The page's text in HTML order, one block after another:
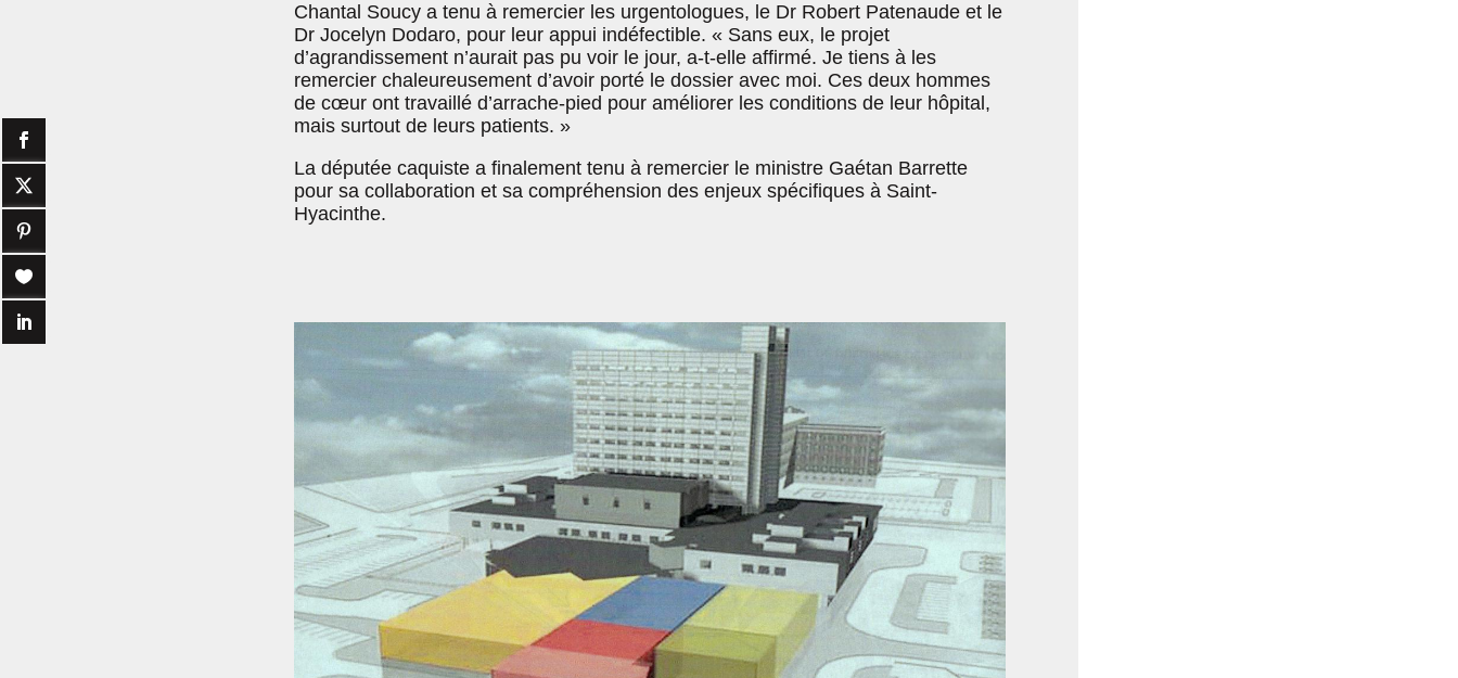
Chantal Soucy a tenu à remercier les urgentologues, le Dr Robert Patenaude et le
Dr Jocelyn Dodaro, pour leur appui indéfectible. « Sans eux, le projet
d’agrandissement n’aurait pas pu voir le jour, a-t-elle affirmé. Je tiens à les
remercier chaleureusement d’avoir porté le dossier avec moi. Ces deux hommes
de cœur ont travaillé d’arrache-pied pour améliorer les conditions de leur hôpital,
mais surtout de leurs patients. »
La députée caquiste a finalement tenu à remercier le ministre Gaétan Barrette
pour sa collaboration et sa compréhension des enjeux spécifiques à Saint-
Hyacinthe.